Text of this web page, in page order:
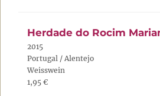
Herdade do Rocim
2015
Portugal / Alentejo
Weisswein
1,95 €